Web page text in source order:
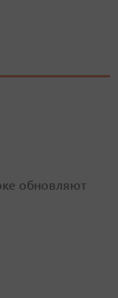
обновляют